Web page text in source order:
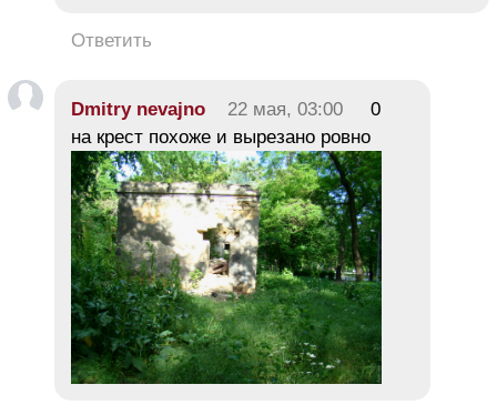
Ответить
Dmitry nevajno 22 мая, 03:00
0
на крест похоже и вырезано ровно